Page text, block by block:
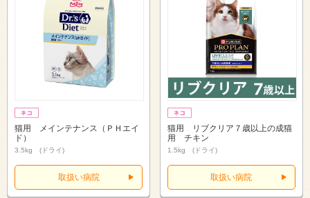
猫用 メインテナンス（ＰＨエイ
ド）
3.5kg (ドライ)
取扱い病院
猫用 リブクリア７歳以上の成猫
用 チキン
1.5kg (ドライ)
取扱い病院